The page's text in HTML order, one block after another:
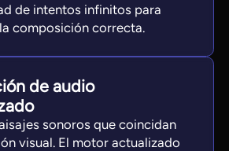
de intentos infinitos para
composición correcta.
de audio
sonoros que coincidan
visual. El motor actualizado